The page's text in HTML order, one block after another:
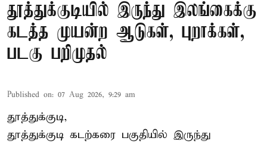
தூத்துக்குடியில் இருந்து இலங்கைக்கு
கடத்த முயன்ற ஆடுகள், புறாக்கள்,
படகு பறிமுதல்
Published on: 07 Aug 2026, 9:29 am
தூத்துக்குடி,
தூத்துக்குடி கடற்கரை பகுதியில் இருந்து